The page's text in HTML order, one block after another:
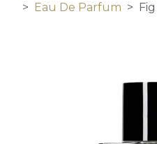
Eau De Parfum